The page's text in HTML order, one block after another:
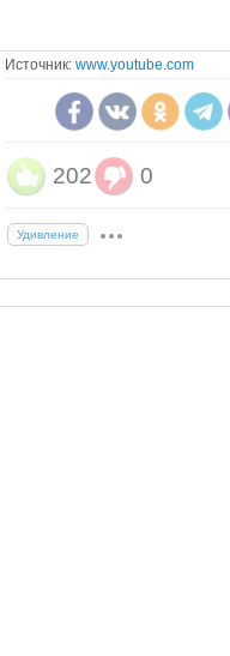
Источник: www.youtube.com
202 0
Удивление